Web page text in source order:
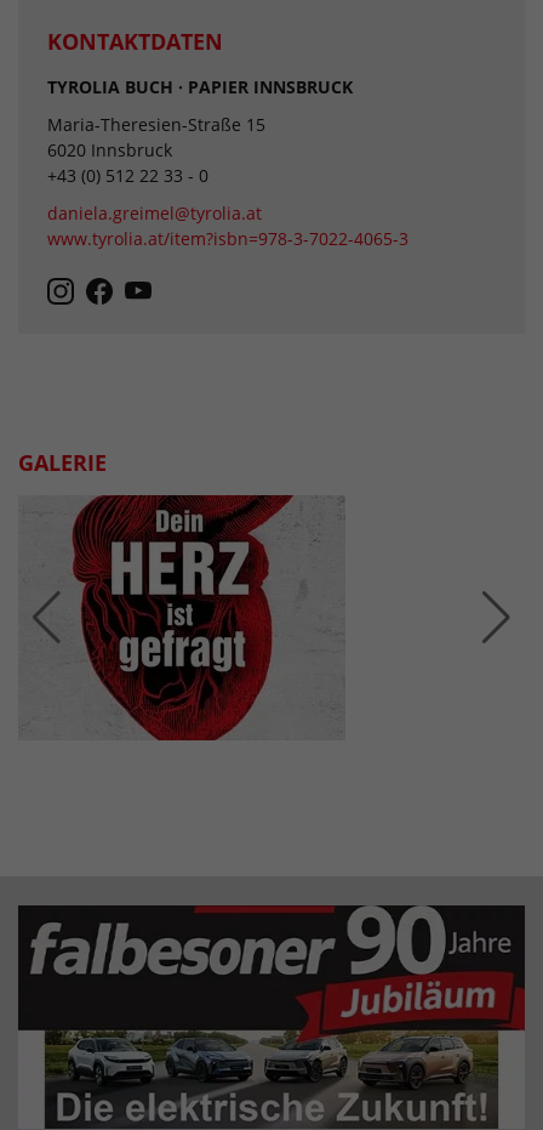
KONTAKTDATEN
TYROLIA BUCH · PAPIER INNSBRUCK
Maria-Theresien-Straße 15
6020 Innsbruck
+43 (0) 512 22 33 - 0
daniela.greimel@tyrolia.at
www.tyrolia.at/item?isbn=978-3-7022-4065-3
GALERIE